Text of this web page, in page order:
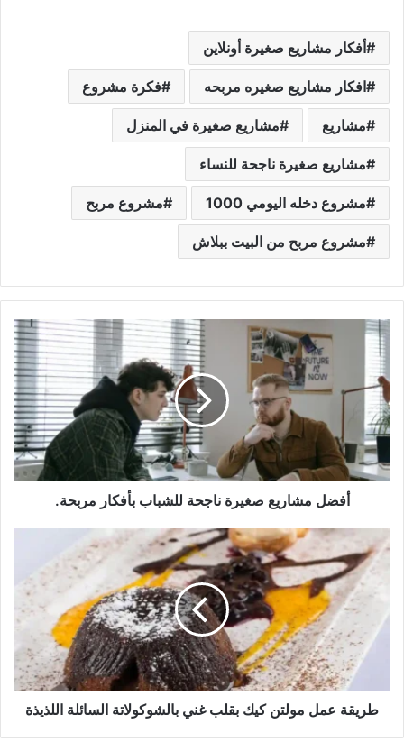
أفكار مشاريع صغيرة أونلاين
افكار مشاريع صغيره مربحه فكرة مشروع
مشاريع مشاريع صغيرة في المنزل
مشاريع صغيرة ناجحة للنساء
مشروع دخله اليومي 1000 مشروع مربح
مشروع مربح من البيت ببلاش
أفضل
مشاريع
صغيرة
ناجحة
للشباب
بأفكار
مربحة.
أفضل مشاريع صغيرة ناجحة للشباب بأفكار مربحة.
عمل
مولتن
كيك
غني
بالشوكولاتة
السائلة
اللذيذة
طريقة عمل مولتن كيك بقلب غني بالشوكولاتة السائلة اللذيذة